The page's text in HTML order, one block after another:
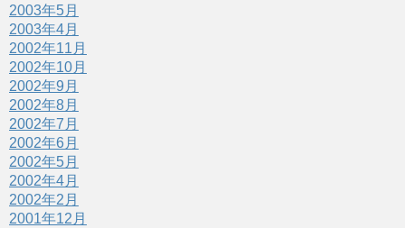
2003年5月
2003年4月
2002年11月
2002年10月
2002年9月
2002年8月
2002年7月
2002年6月
2002年5月
2002年4月
2002年2月
2001年12月